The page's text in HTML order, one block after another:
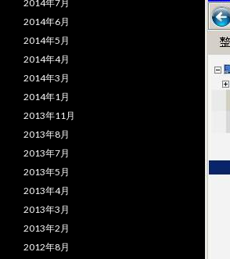
2014年7月
2014年6月
2014年5月
2014年4月
2014年3月
2014年1月
2013年11月
2013年8月
2013年7月
2013年5月
2013年4月
2013年3月
2013年2月
2012年8月